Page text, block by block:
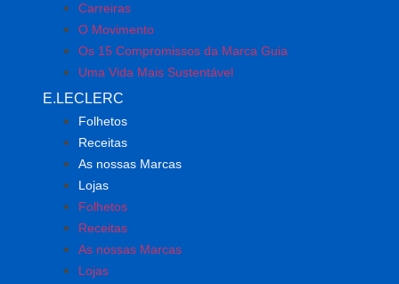
Carreiras
O Movimento
Os 15 Compromissos da Marca Guia
Uma Vida Mais Sustentável
E.LECLERC
Folhetos
Receitas
As nossas Marcas
Lojas
Folhetos
Receitas
As nossas Marcas
Lojas